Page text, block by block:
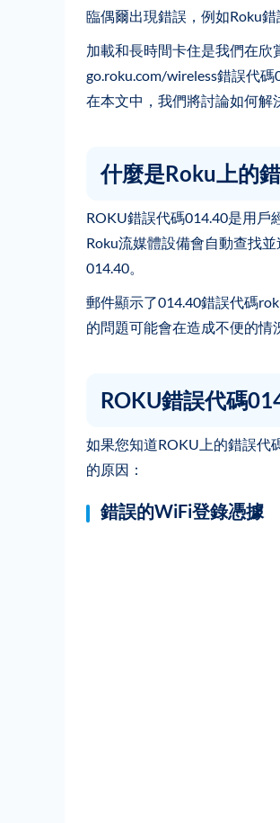
臨偶爾出現錯誤，例如Roku
加載和長時間卡住是我們在
go.roku.com/wireless錯誤代
在本文中，我們將討論如何解
什麼是Roku上的
ROKU錯誤代碼014.40是用戶
Roku流媒體設備會自動查找
014.40。
郵件顯示了014.40錯誤代碼
的問題可能會在造成不便的情
ROKU錯誤代碼
如果您知道ROKU上的錯誤代
的原因：
錯誤的WiFi登錄憑據